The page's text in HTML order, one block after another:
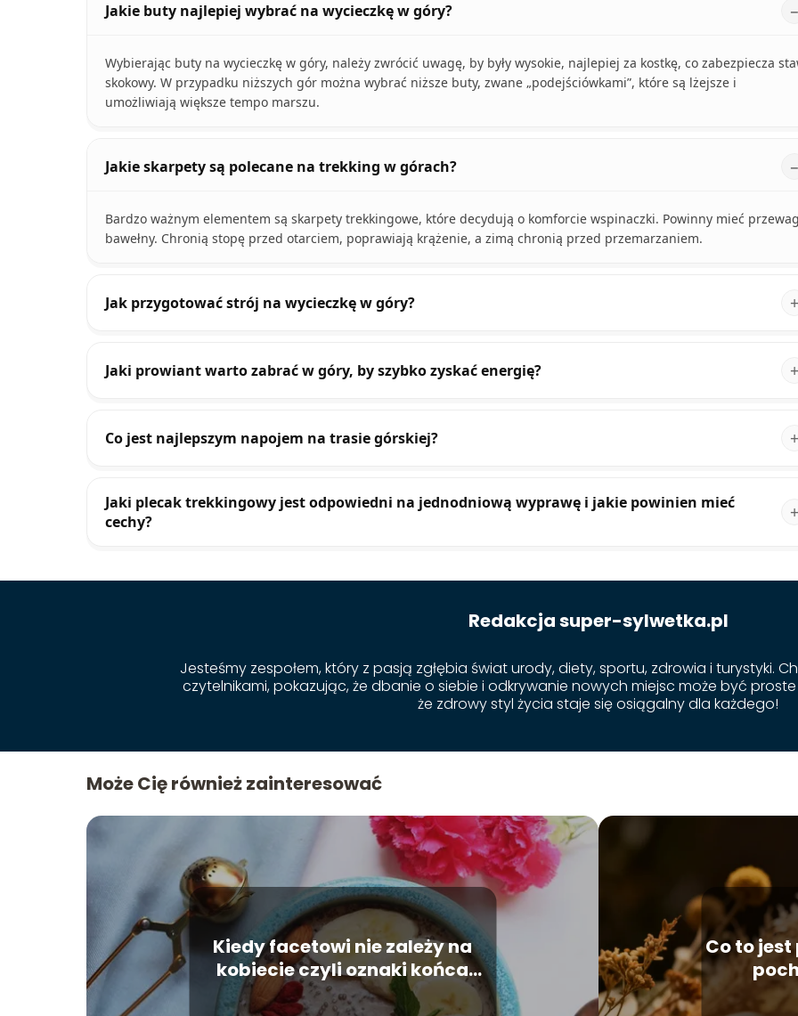
Jakie buty najlepiej wybrać na wycieczkę w góry?
Wybierając buty na wycieczkę w góry, należy zwrócić uwagę, by były wysokie, najlepiej za kostkę, co zabezpiecza
skokowy. W przypadku niższych gór można wybrać niższe buty, zwane „podejściówkami”, które są lżejsze i
umożliwiają większe tempo marszu.
Jakie skarpety są polecane na trekking w górach?
Bardzo ważnym elementem są skarpety trekkingowe, które decydują o komforcie wspinaczki. Powinny mieć
bawełny. Chronią stopę przed otarciem, poprawiają krążenie, a zimą chronią przed przemarzaniem.
Jak przygotować strój na wycieczkę w góry?
Jaki prowiant warto zabrać w góry, by szybko zyskać energię?
Co jest najlepszym napojem na trasie górskiej?
Jaki plecak trekkingowy jest odpowiedni na jednodniową wyprawę i jakie powinien mieć
cechy?
Redakcja super-sylwetka.pl
Jesteśmy zespołem, który z pasją zgłębia świat urody, diety, sportu, zdrowia i turystyki.
czytelnikami, pokazując, że dbanie o siebie i odkrywanie nowych miejsc może być
że zdrowy styl życia staje się osiągalny dla każdego!
Może Cię również zainteresować
Kiedy facetowi nie zależy na
kobiecie czyli oznaki końca
związku
Co to jest